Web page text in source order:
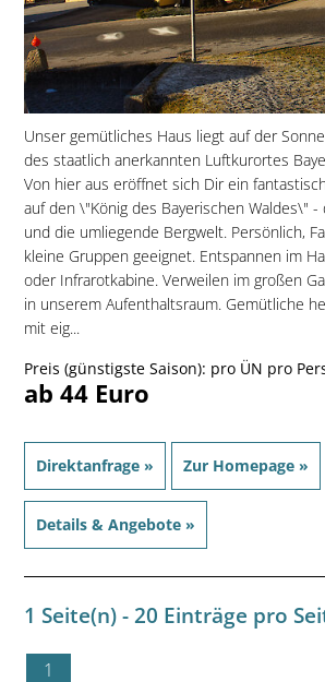
Unser gemütliches Haus liegt auf der
des staatlich anerkannten Luftkurortes
Von hier aus eröffnet sich Dir ein
auf den \"König des Bayerischen Waldes\"
und die umliegende Bergwelt. Persönlich,
kleine Gruppen geeignet. Entspannen im
oder Infrarotkabine. Verweilen im großen
in unserem Aufenthaltsraum. Gemütliche
mit eig...
Preis (günstigste Saison): pro ÜN pro
ab 44 Euro
Direktanfrage » Zur Homepage »
Details & Angebote »
1 Seite(n) - 20 Einträge pro
1